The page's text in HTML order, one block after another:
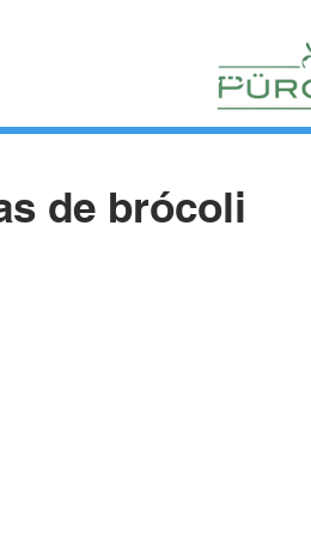
CONTACTO
de brócoli